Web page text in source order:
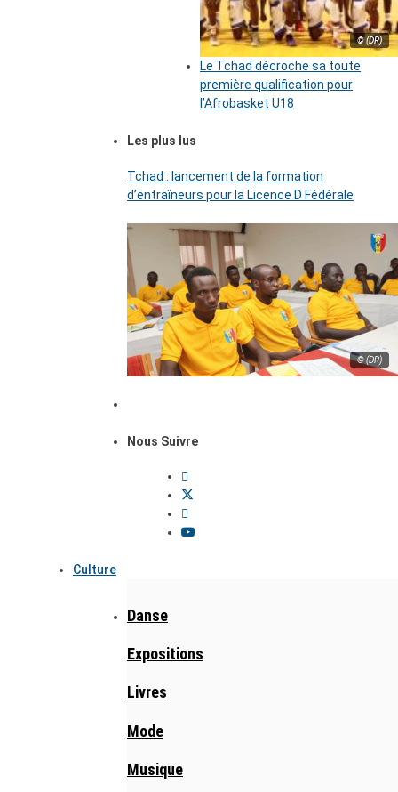
© (DR)
Le Tchad décroche sa toute
première qualification pour
l’Afrobasket U18
Les plus lus
Tchad : lancement de la formation
d’entraîneurs pour la Licence D Fédérale
© (DR)
Nous Suivre
Culture
Danse
Expositions
Livres
Mode
Musique